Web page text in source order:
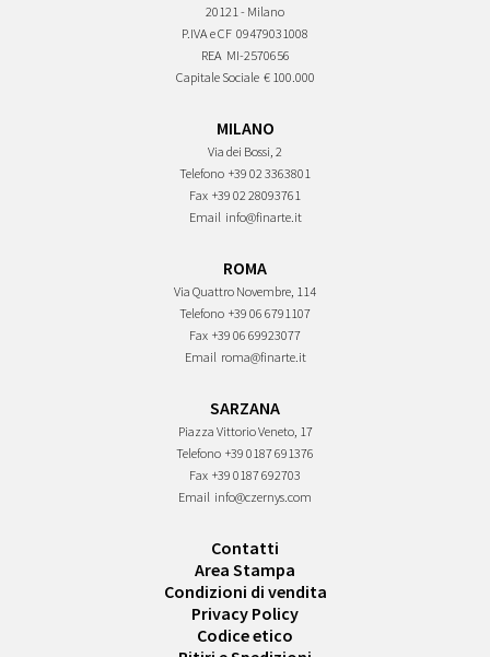
20121 - Milano
P.IVA e CF 09479031008
REA MI-2570656
Capitale Sociale € 100.000
MILANO
Via dei Bossi, 2
Telefono +39 02 3363801
Fax +39 02 28093761
Email info@finarte.it
ROMA
Via Quattro Novembre, 114
Telefono +39 06 6791107
Fax +39 06 69923077
Email roma@finarte.it
SARZANA
Piazza Vittorio Veneto, 17
Telefono +39 0187 691376
Fax +39 0187 692703
Email info@czernys.com
Contatti
Area Stampa
Condizioni di vendita
Privacy Policy
Codice etico